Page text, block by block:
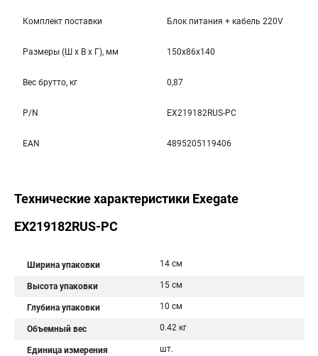
Комплект поставки Блок питания + кабель 220V
Размеры (Ш x В x Г), мм 150x86x140
Вес брутто, кг 0,87
P/N EX219182RUS-PC
EAN 4895205119406
Технические характеристики Exegate
EX219182RUS-PC
Ширина упаковки 14 см
Высота упаковки 15 см
Глубина упаковки 10 см
Объемный вес 0.42 кг
Единица измерения шт.